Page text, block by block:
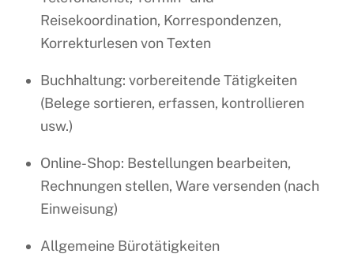
Reisekoordination, Korrespondenzen,
Korrekturlesen von Texten
Buchhaltung: vorbereitende Tätigkeiten
(Belege sortieren, erfassen, kontrollieren
usw.)
Online-Shop: Bestellungen bearbeiten,
Rechnungen stellen, Ware versenden (nach
Einweisung)
Allgemeine Bürotätigkeiten